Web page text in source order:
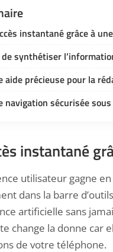
instantané grâce à
de synthétiser
aide précieuse pour la
navigation sécurisée
instantané
utilisateur gagne
dans la barre
artificielle sans
change la donne car
de votre téléphone.